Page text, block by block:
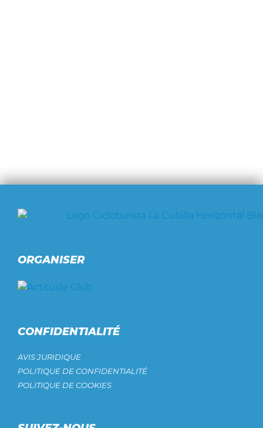
ORGANISER
CONFIDENTIALITÉ
AVIS JURIDIQUE
POLITIQUE DE CONFIDENTIALITÉ
POLITIQUE DE COOKIES